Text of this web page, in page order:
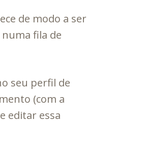
de modo a ser
fila de
seu perfil de
(com a
editar essa